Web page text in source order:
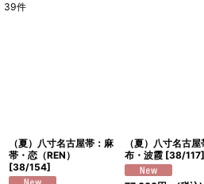
39件
（夏）八寸名古屋帯：麻
帯・恋（REN）
[38/154]
（夏）八寸名古
布・波霞 [38/117]